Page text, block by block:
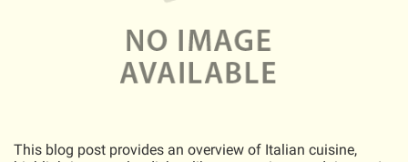
This blog post provides an overview of Italian cuisine,